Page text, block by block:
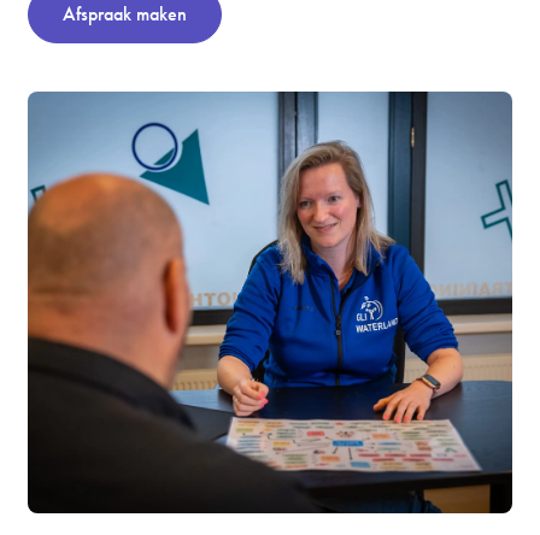
Afspraak maken